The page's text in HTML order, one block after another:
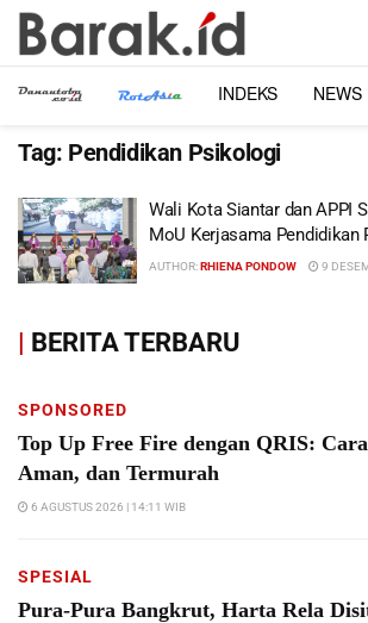
INDEKS NEWS
Tag: Pendidikan Psikologi
Wali Kota Siantar dan APPI
MoU Kerjasama Pendidikan
AUTHOR:RHIENA PONDOW 9
| BERITA TERBARU
SPONSORED
Top Up Free Fire dengan QRIS:
Aman, dan Termurah
6 AGUSTUS 2026 | 14:11 WIB
SPESIAL
Pura-Pura Bangkrut, Harta Rela